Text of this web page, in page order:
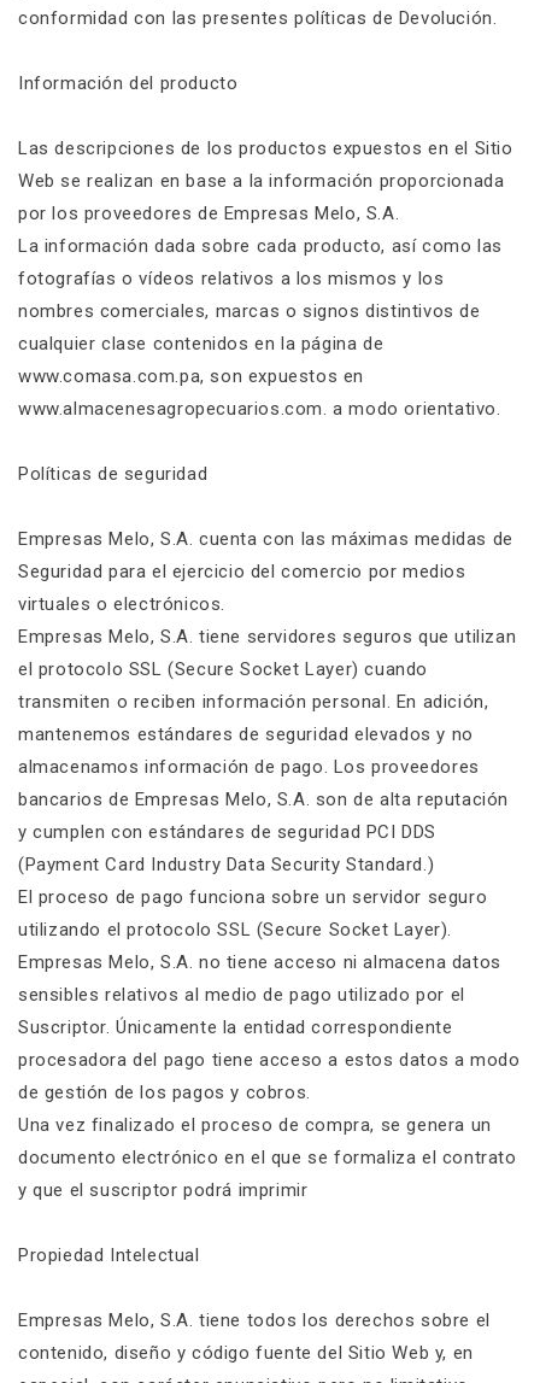
conformidad con las presentes políticas de Devolución.
Información del producto
Las descripciones de los productos expuestos en el Sitio
Web se realizan en base a la información proporcionada
por los proveedores de Empresas Melo, S.A.
La información dada sobre cada producto, así como las
fotografías o vídeos relativos a los mismos y los
nombres comerciales, marcas o signos distintivos de
cualquier clase contenidos en la página de
www.comasa.com.pa, son expuestos en
www.almacenesagropecuarios.com. a modo orientativo.
Políticas de seguridad
Empresas Melo, S.A. cuenta con las máximas medidas de
Seguridad para el ejercicio del comercio por medios
virtuales o electrónicos.
Empresas Melo, S.A. tiene servidores seguros que utilizan
el protocolo SSL (Secure Socket Layer) cuando
transmiten o reciben información personal. En adición,
mantenemos estándares de seguridad elevados y no
almacenamos información de pago. Los proveedores
bancarios de Empresas Melo, S.A. son de alta reputación
y cumplen con estándares de seguridad PCI DDS
(Payment Card Industry Data Security Standard.)
El proceso de pago funciona sobre un servidor seguro
utilizando el protocolo SSL (Secure Socket Layer).
Empresas Melo, S.A. no tiene acceso ni almacena datos
sensibles relativos al medio de pago utilizado por el
Suscriptor. Únicamente la entidad correspondiente
procesadora del pago tiene acceso a estos datos a modo
de gestión de los pagos y cobros.
Una vez finalizado el proceso de compra, se genera un
documento electrónico en el que se formaliza el contrato
y que el suscriptor podrá imprimir
Propiedad Intelectual
Empresas Melo, S.A. tiene todos los derechos sobre el
contenido, diseño y código fuente del Sitio Web y, en